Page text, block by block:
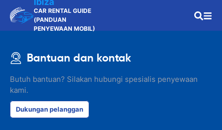
CAR RENTAL GUIDE
(PANDUAN
PENYEWAAN MOBIL)
Bantuan dan kontak
Butuh bantuan? Silakan hubungi spesialis penyewaan
kami.
Dukungan pelanggan